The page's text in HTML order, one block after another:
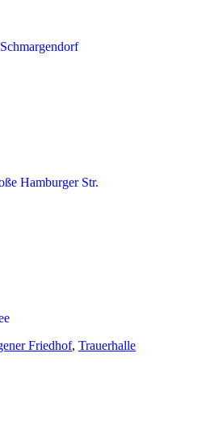
Hamburger Str.
Friedhof, Trauerhalle